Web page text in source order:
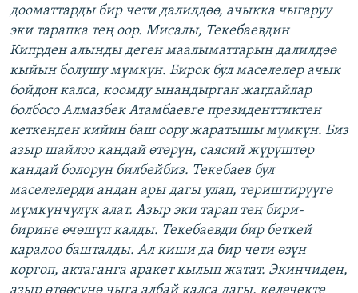
дооматтарды бир чети далилдөө, ачыкка чыгаруу
эки тарапка тең оор. Мисалы, Текебаевдин
Кипрден алынды деген маалыматтарын далилдөө
кыйын болушу мүмкүн. Бирок бул маселелер ачык
бойдон калса, коомду ынандырган жагдайлар
болбосо Алмазбек Атамбаевге президенттиктен
кеткенден кийин баш оору жаратышы мүмкүн. Биз
азыр шайлоо кандай өтөрүн, саясий жүрүштөр
кандай болорун билбейбиз. Текебаев бул
маселелерди андан ары дагы улап, териштирүүгө
мүмкүнчүлүк алат. Азыр эки тарап тең бири-
бирине өчөшүп калды. Текебаевди бир беткей
каралоо башталды. Ал киши да бир чети өзүн
коргоп, актаганга аракет кылып жатат. Экинчиден,